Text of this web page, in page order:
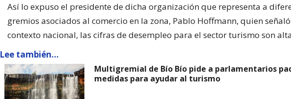
Así lo expuso el presidente de dicha organización que representa a
gremios asociados al comercio en la zona, Pablo Hoffmann, quien
contexto nacional, las cifras de desempleo para el sector turismo son
Lee también...
Multigremial de Bío Bío pide a parlamentarios
medidas para ayudar al turismo